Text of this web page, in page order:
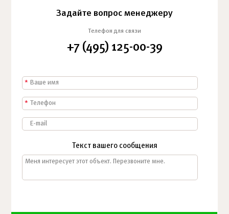
Задайте вопрос менеджеру
Телефон для связи
+7 (495) 125-00-39
*
*
Текст вашего сообщения